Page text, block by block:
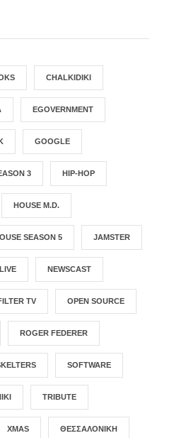
CHALKIDIKI
EGOVERNMENT
GOOGLE
3 HIP-HOP
HOUSE M.D.
SEASON 5 JAMSTER
LIVE NEWSCAST
TV OPEN SOURCE
ROGER FEDERER
SOFTWARE
TRIBUTE
XMAS ΘΕΣΣΑΛΟΝΊΚΗ